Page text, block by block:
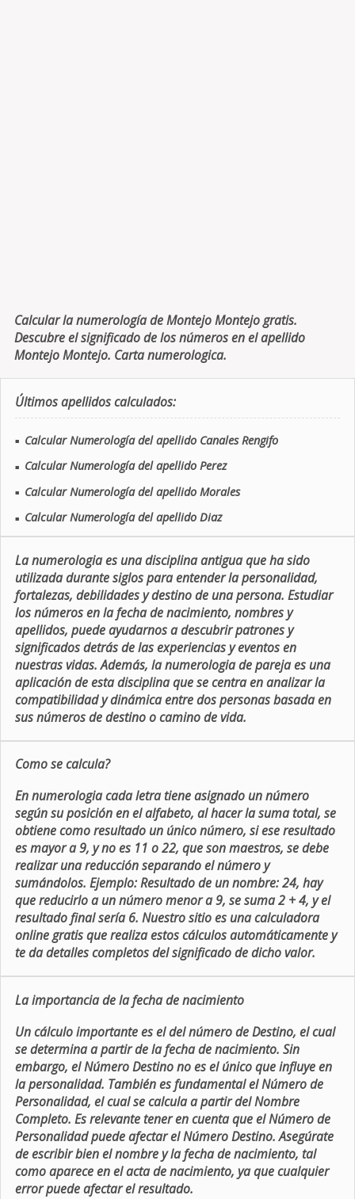
Calcular la numerología de Montejo Montejo gratis.
Descubre el significado de los números en el apellido
Montejo Montejo. Carta numerologica.
Últimos apellidos calculados:
■ Calcular Numerología del apellido Canales Rengifo
■ Calcular Numerología del apellido Perez
■ Calcular Numerología del apellido Morales
■ Calcular Numerología del apellido Diaz
La numerologia es una disciplina antigua que ha sido
utilizada durante siglos para entender la personalidad,
fortalezas, debilidades y destino de una persona. Estudiar
los números en la fecha de nacimiento, nombres y
apellidos, puede ayudarnos a descubrir patrones y
significados detrás de las experiencias y eventos en
nuestras vidas. Además, la numerologia de pareja es una
aplicación de esta disciplina que se centra en analizar la
compatibilidad y dinámica entre dos personas basada en
sus números de destino o camino de vida.
Como se calcula?
En numerologia cada letra tiene asignado un número
según su posición en el alfabeto, al hacer la suma total, se
obtiene como resultado un único número, si ese resultado
es mayor a 9, y no es 11 o 22, que son maestros, se debe
realizar una reducción separando el número y
sumándolos. Ejemplo: Resultado de un nombre: 24, hay
que reducirlo a un número menor a 9, se suma 2 + 4, y el
resultado final sería 6. Nuestro sitio es una calculadora
online gratis que realiza estos cálculos automáticamente y
te da detalles completos del significado de dicho valor.
La importancia de la fecha de nacimiento
Un cálculo importante es el del número de Destino, el cual
se determina a partir de la fecha de nacimiento. Sin
embargo, el Número Destino no es el único que influye en
la personalidad. También es fundamental el Número de
Personalidad, el cual se calcula a partir del Nombre
Completo. Es relevante tener en cuenta que el Número de
Personalidad puede afectar el Número Destino. Asegúrate
de escribir bien el nombre y la fecha de nacimiento, tal
como aparece en el acta de nacimiento, ya que cualquier
error puede afectar el resultado.